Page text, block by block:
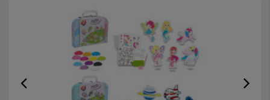
Previous